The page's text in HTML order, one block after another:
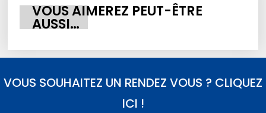
VOUS AIMEREZ PEUT-ÊTRE
AUSSI…
VOUS SOUHAITEZ UN RENDEZ VOUS ? CLIQUEZ
ICI !